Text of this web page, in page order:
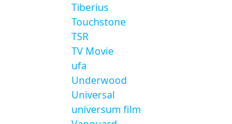
Tiberius
Touchstone
TSR
TV Movie
ufa
Underwood
Universal
universum film